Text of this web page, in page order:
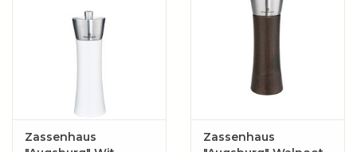
Zassenhaus
Zassenhaus